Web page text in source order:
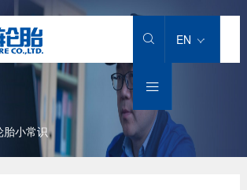
 EN

胎小常识